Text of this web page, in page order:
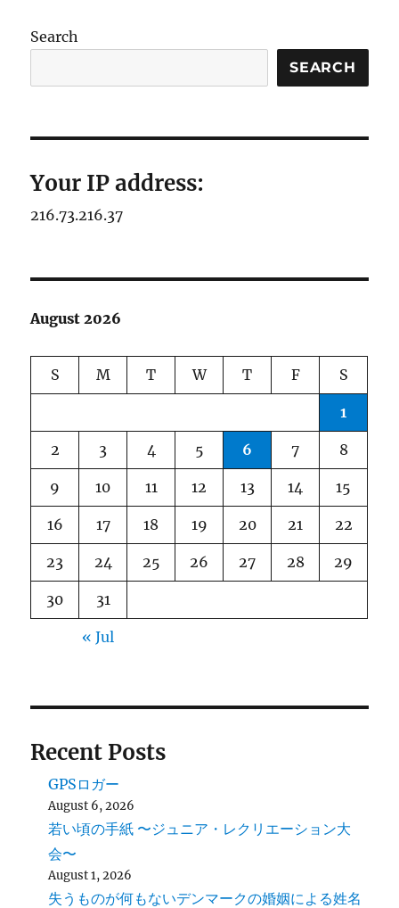
Search
SEARCH
Your IP address:
216.73.216.37
August 2026
S M T W T F S
1
2 3 4 5 6 7 8
9 10 11 12 13 14 15
16 17 18 19 20 21 22
23 24 25 26 27 28 29
30 31
« Jul
Recent Posts
GPSロガー
August 6, 2026
若い頃の手紙 〜ジュニア・レクリエーション大
会〜
August 1, 2026
失うものが何もないデンマークの婚姻による姓名